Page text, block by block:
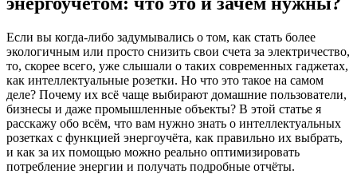
Если вы когда-либо задумывались о том, как стать более
экологичным или просто снизить свои счета за электричество,
то, скорее всего, уже слышали о таких современных гаджетах,
как интеллектуальные розетки. Но что это такое на самом
деле? Почему их всё чаще выбирают домашние пользователи,
бизнесы и даже промышленные объекты? В этой статье я
расскажу обо всём, что вам нужно знать о интеллектуальных
розетках с функцией энергоучёта, как правильно их выбрать,
и как за их помощью можно реально оптимизировать
потребление энергии и получать подробные отчёты.